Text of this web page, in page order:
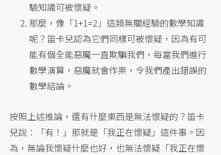
驗知識可被懷疑。
那麼，像「1+1=2」這類無關經驗的數學知識
呢？笛卡兒認為它們同樣可被懷疑，因為有可
能有個全能惡魔一直欺騙我們，每當我們進行
數學演算，惡魔就會作祟，令我們產出錯誤的
數學結論。
按照上述推論，還有什麼東西是無法懷疑的？笛卡
兒說：「有！」那就是「我正在懷疑」這件事。因
為，無論我懷疑什麼也好，也無法懷疑「我正在懷